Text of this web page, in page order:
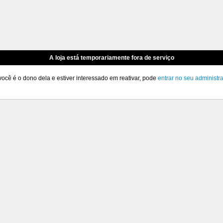
A loja está temporariamente fora de serviço
é o dono dela e estiver interessado em reativar, pode entrar no seu